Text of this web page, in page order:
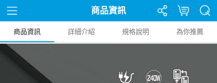
商品資訊
商品資訊 詳細介紹 規格說明 為你推薦